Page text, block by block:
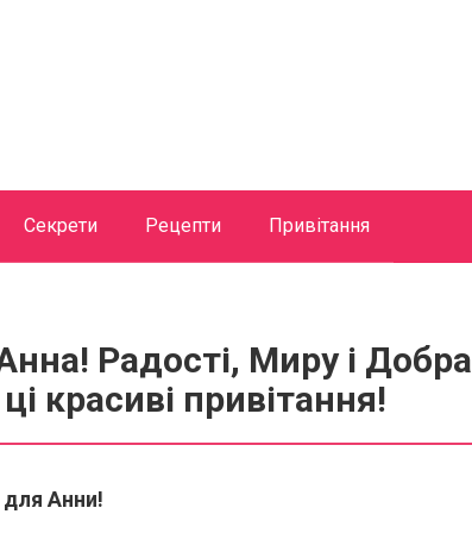
Секрети Рецепти Привітання
Радості, Миру і Добра
красиві привітання!
для Анни!